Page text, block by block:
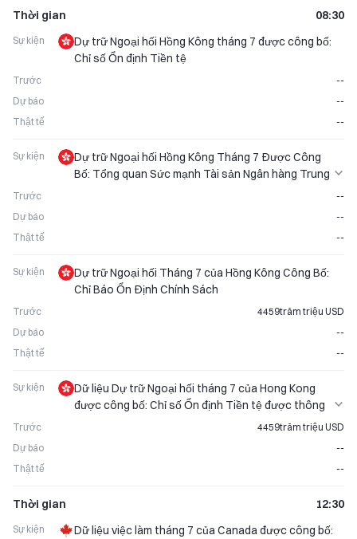
Thời gian 08:30
Sự kiện
Dự trữ Ngoại hối Hồng Kông tháng 7 được công bố:
Chỉ số Ổn định Tiền tệ
Trước
--
Dự báo
--
Thật tế
--
Sự kiện
Dự trữ Ngoại hối Hồng Kông Tháng 7 Được Công
Bố: Tổng quan Sức mạnh Tài sản Ngân hàng Trung
Trước
--
Dự báo
--
Thật tế
--
Sự kiện
Dự trữ Ngoại hối Tháng 7 của Hồng Kông Công Bố:
Chỉ Báo Ổn Định Chính Sách
Trước
4459trăm triệu USD
Dự báo
--
Thật tế
--
Sự kiện
Dữ liệu Dự trữ Ngoại hối tháng 7 của Hong Kong
được công bố: Chỉ số Ổn định Tiền tệ được thông
Trước
4459trăm triệu USD
Dự báo
--
Thật tế
--
Thời gian 12:30
Sự kiện
Dữ liệu việc làm tháng 7 của Canada được công bố: